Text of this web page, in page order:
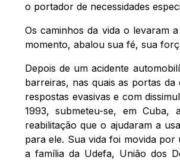
o portador de necessidades
Os caminhos da vida o levaram
momento, abalou sua fé, sua
Depois de um acidente
barreiras, nas quais as portas
respostas evasivas e com
1993, submeteu-se, em
reabilitação que o ajudaram a
para ele. Sua vida foi movida
a família da Udefa, União dos